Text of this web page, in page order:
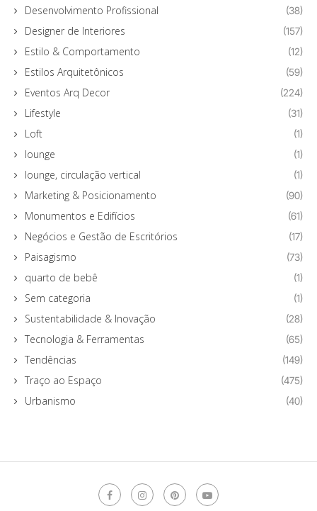
Desenvolvimento Profissional (38)
Designer de Interiores (157)
Estilo & Comportamento (12)
Estilos Arquitetônicos (59)
Eventos Arq Decor (224)
Lifestyle (31)
Loft (1)
lounge (1)
lounge, circulação vertical (1)
Marketing & Posicionamento (90)
Monumentos e Edifícios (61)
Negócios e Gestão de Escritórios (17)
Paisagismo (73)
quarto de bebê (1)
Sem categoria (1)
Sustentabilidade & Inovação (28)
Tecnologia & Ferramentas (65)
Tendências (149)
Traço ao Espaço (475)
Urbanismo (40)